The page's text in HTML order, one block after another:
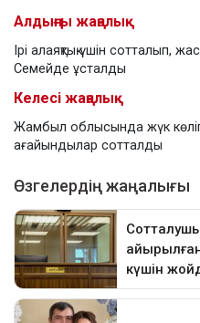
Алдыңғы жаңалық
Ірі алаяқтық үшін сотталып,
Семейде ұсталды
Келесі жаңалық
Жамбыл облысында жүк
ағайындылар сотталды